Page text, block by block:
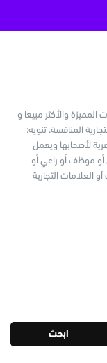
والأكثر مبيعا و
المنافسة. تنويه:
لأصحابها ويعمل
موظف أو راعي أو
العلامات التجارية